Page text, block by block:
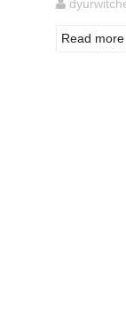
Read more